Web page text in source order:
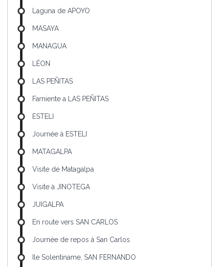
Laguna de APOYO
MASAYA
MANAGUA
LÉON
LAS PEÑITAS
Farniente a LAS PEÑITAS
ESTELI
Journée à ESTELI
MATAGALPA
Visite de Matagalpa
Visite à JINOTEGA
JUIGALPA
En route vers SAN CARLOS
Journée de repos à San Carlos
Ile Solentiname, SAN FERNANDO